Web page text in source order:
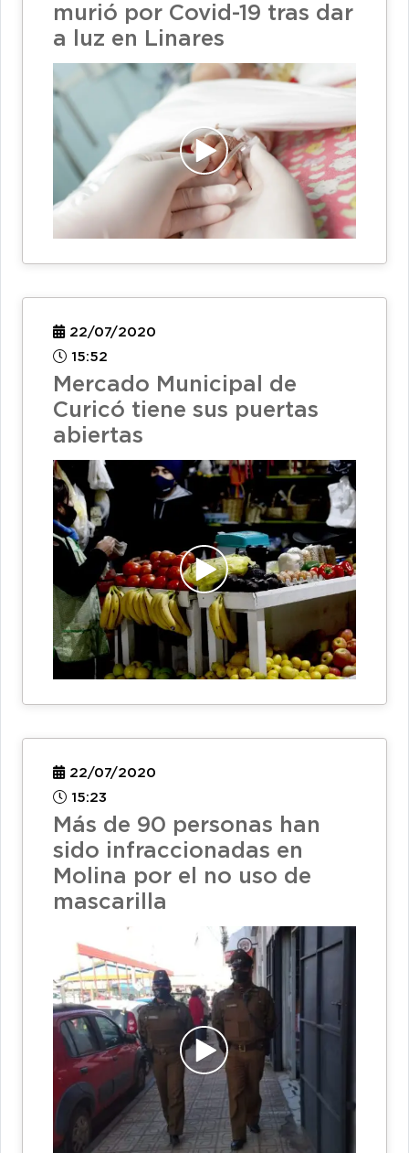
murió por Covid-19 tras dar
a luz en Linares
22/07/2020
15:52
Mercado Municipal de
Curicó tiene sus puertas
abiertas
22/07/2020
15:23
Más de 90 personas han
sido infraccionadas en
Molina por el no uso de
mascarilla